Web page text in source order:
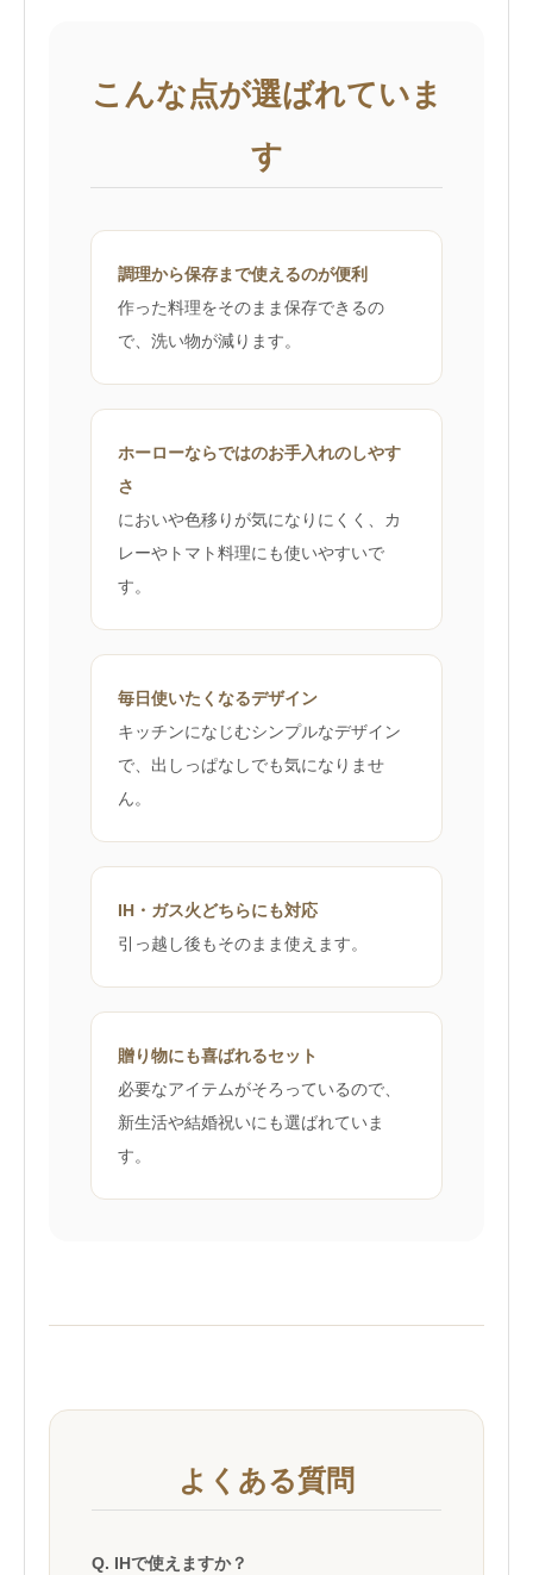
こんな点が選ばれていま
す
調理から保存まで使えるのが便利
作った料理をそのまま保存できるの
で、洗い物が減ります。
ホーローならではのお手入れのしやす
さ
においや色移りが気になりにくく、カ
レーやトマト料理にも使いやすいで
す。
毎日使いたくなるデザイン
キッチンになじむシンプルなデザイン
で、出しっぱなしでも気になりませ
ん。
IH・ガス火どちらにも対応
引っ越し後もそのまま使えます。
贈り物にも喜ばれるセット
必要なアイテムがそろっているので、
新生活や結婚祝いにも選ばれていま
す。
よくある質問
Q. IHで使えますか？